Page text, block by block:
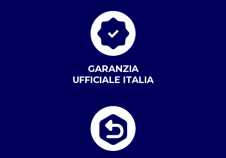
GARANZIA
UFFICIALE ITALIA